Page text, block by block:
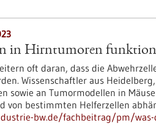
in Hirntumoren
oft daran, dass die
Wissenschaftler aus
sowie an Tumormodellen in
von bestimmten Helferzellen
bw.de/fachbeitrag/pm/